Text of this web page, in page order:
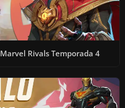
Rivals Temporada 4